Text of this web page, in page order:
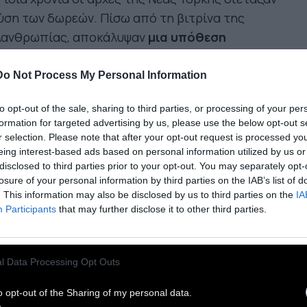
Not Process My Personal Information
opt-out of the sale, sharing to third parties, or processing of your
for targeted advertising by us, please use the below opt-out
selection. Please note that after your opt-out request is processed
interest-based ads based on personal information utilized by us
to third parties prior to your opt-out. You may separately
of your personal information by third parties on the IAB’s list of
This information may also be disclosed by us to third parties on the
Participants that may further disclose it to other third parties.
Data Processing Opt Outs
opt-out of the Sharing of my personal data.
των δωρεών. Πίσω από τη βιτρίνα της
αποκάλυψαν μια υπόθεση
με τη οριστική διάλυση του ιδρύματος και
Foundation, που ιδρύθηκε το 1988,
ωςμη κερδοσκοπικός οργανισμός
τη στήριξη παιδιών με καρκίνο,
πολέμου και κοινωνικών δράσεων.
όμως με την έρευνα της Γενικής
της Νέας Υόρκης, στην πράξη
ως οικονομικό εργαλείο των Τραμπ,
την κάλυψη ιδιωτικών, επιχειρηματικών και
από τα πιο χαρακτηριστικά περιστατικά αφορά